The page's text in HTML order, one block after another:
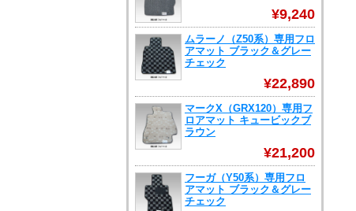
¥9,240
ムラーノ（Z50系）専用フロ
アマット ブラック＆グレー
チェック
¥22,890
マークX（GRX120）専用フ
ロアマット キュービックブ
ラウン
¥21,200
フーガ（Y50系）専用フロ
アマット ブラック＆グレー
チェック